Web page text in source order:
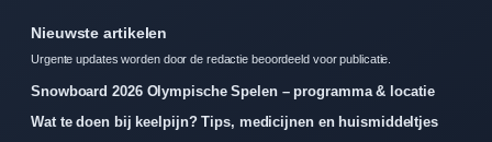
Nieuwste artikelen
Urgente updates worden door de redactie beoordeeld voor publicatie.
Snowboard 2026 Olympische Spelen – programma & locatie
Wat te doen bij keelpijn? Tips, medicijnen en huismiddeltjes